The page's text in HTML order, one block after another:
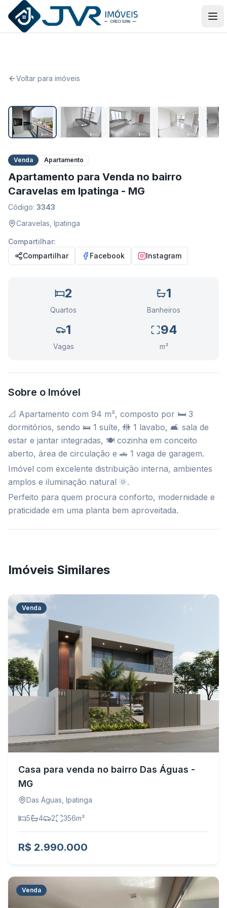
JVR Imóveis
Voltar para imóveis
Venda Apartamento
Apartamento para Venda no bairro
Caravelas em Ipatinga - MG
Código: 3343
Caravelas Ipatinga
Compartilhar:
Compartilhar
Facebook Instagram
2
Quartos
1
Banheiros
1
Vagas
94
m²
Sobre o Imóvel
📐 Apartamento com 94 m², composto por 🛏️ 3
dormitórios, sendo 🛌 1 suíte, 🚻 1 lavabo, 🛋️ sala de
estar e jantar integradas, 🍽️ cozinha em conceito
aberto, área de circulação e 🚗 1 vaga de garagem.
Imóvel com excelente distribuição interna, ambientes
amplos e iluminação natural 🌞.
Perfeito para quem procura conforto, modernidade e
praticidade em uma planta bem aproveitada.
Imóveis Similares
Venda
Casa para venda no bairro Das Águas -
MG
Das Águas Ipatinga
5 4 2 356m²
R$ 2.990.000
Venda